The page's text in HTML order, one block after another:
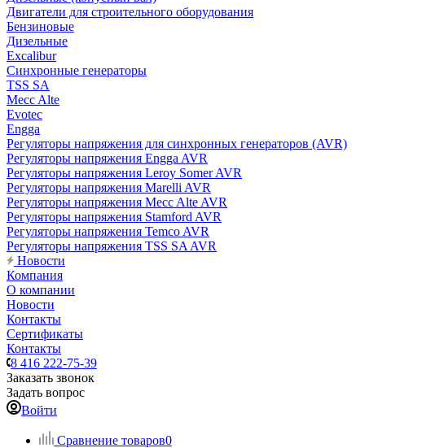
Двигатели для строительного оборудования
Бензиновые
Дизельные
Excalibur
Синхронные генераторы
TSS SA
Mecc Alte
Evotec
Engga
Регуляторы напряжения для синхронных генераторов (AVR)
Регуляторы напряжения Engga AVR
Регуляторы напряжения Leroy Somer AVR
Регуляторы напряжения Marelli AVR
Регуляторы напряжения Mecc Alte AVR
Регуляторы напряжения Stamford AVR
Регуляторы напряжения Temco AVR
Регуляторы напряжения TSS SA AVR
Новости
Компания
О компании
Новости
Контакты
Сертификаты
Контакты
8 416 222-75-39
Заказать звонок
Задать вопрос
Войти
Сравнение товаров0